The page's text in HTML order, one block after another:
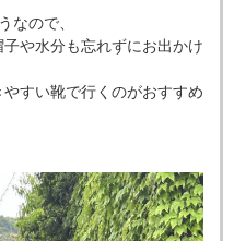
なので、
や水分も忘れずにお出かけ
すい靴で行くのがおすすめ